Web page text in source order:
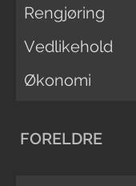
Rengjøring
Vedlikehold
Økonomi
FORELDRE